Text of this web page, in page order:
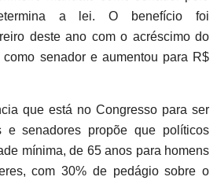
a lei. O benefício foi
deste ano com o acréscimo do
senador e aumentou para R$
que está no Congresso para ser
e senadores propõe que políticos
mínima, de 65 anos para homens
com 30% de pedágio sobre o